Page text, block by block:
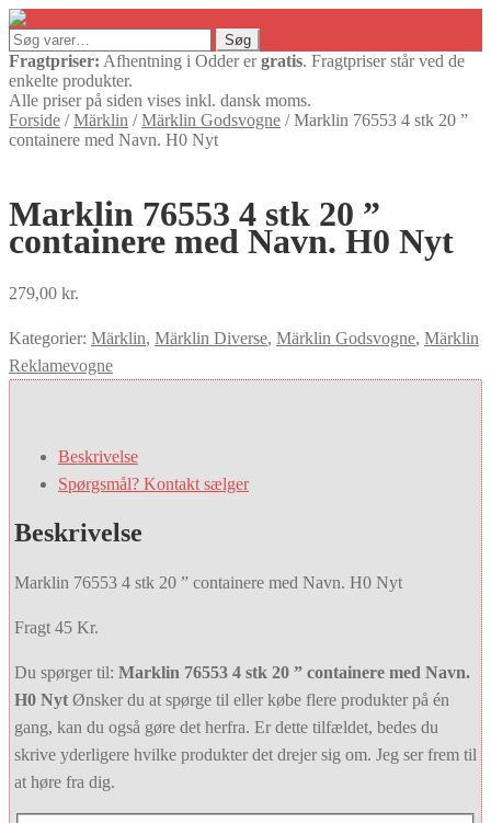
Søg
efter:
Søg
Fragtpriser: Afhentning i Odder ergratis. Fragtpriser står ved de
enkelte produkter.
Alle priser på siden vises inkl. dansk moms.
Forside /Märklin /Märklin Godsvogne /Marklin 76553 4 stk 20 ”
containere med Navn. H0 Nyt
Marklin 76553 4 stk 20 ”
containere med Navn. H0 Nyt
279,00 kr.
Kategorier: Märklin, Märklin Diverse, Märklin Godsvogne, Märklin
Reklamevogne
Beskrivelse
Spørgsmål? Kontakt sælger
Beskrivelse
Marklin 76553 4 stk 20 ” containere med Navn. H0 Nyt
Fragt 45 Kr.
Du spørger til: Marklin 76553 4 stk 20 ” containere med Navn.
H0 Nyt Ønsker du at spørge til eller købe flere produkter på én
gang, kan du også gøre det herfra. Er dette tilfældet, bedes du
skrive yderligere hvilke produkter det drejer sig om. Jeg ser frem til
at høre fra dig.